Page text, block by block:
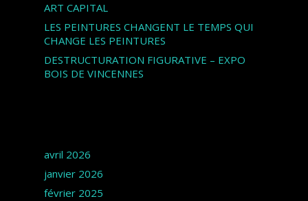
ART CAPITAL
LES PEINTURES CHANGENT LE TEMPS QUI
CHANGE LES PEINTURES
DESTRUCTURATION FIGURATIVE – EXPO
BOIS DE VINCENNES
avril 2026
janvier 2026
février 2025